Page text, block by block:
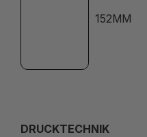
152MM
DRUCKTECHNIK